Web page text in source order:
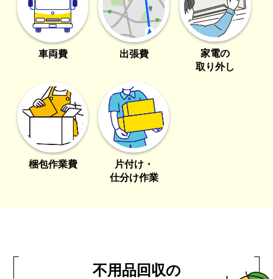
車両費 出張費
家電の
取り外し
梱包作業費
片付け・
仕分け作業
不用品回収の